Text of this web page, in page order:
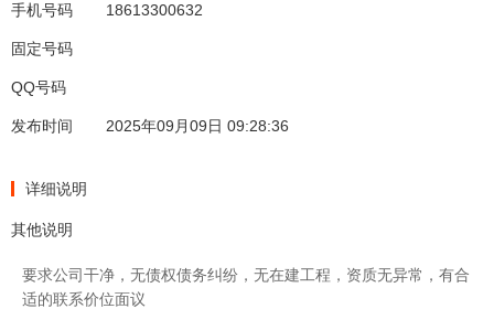
手机号码 18613300632
固定号码
QQ号码
发布时间 2025年09月09日 09:28:36
详细说明
其他说明
要求公司干净，无债权债务纠纷，无在建工程，资质无异常，有合
适的联系价位面议